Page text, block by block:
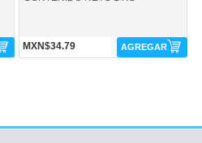
MXN$34.79 AGREGAR